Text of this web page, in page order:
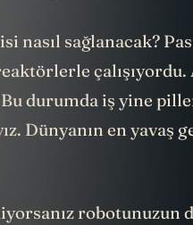
nasıl sağlanacak?
çalışıyordu.
durumda iş yine
Dünyanın en yavaş
robotunuzun